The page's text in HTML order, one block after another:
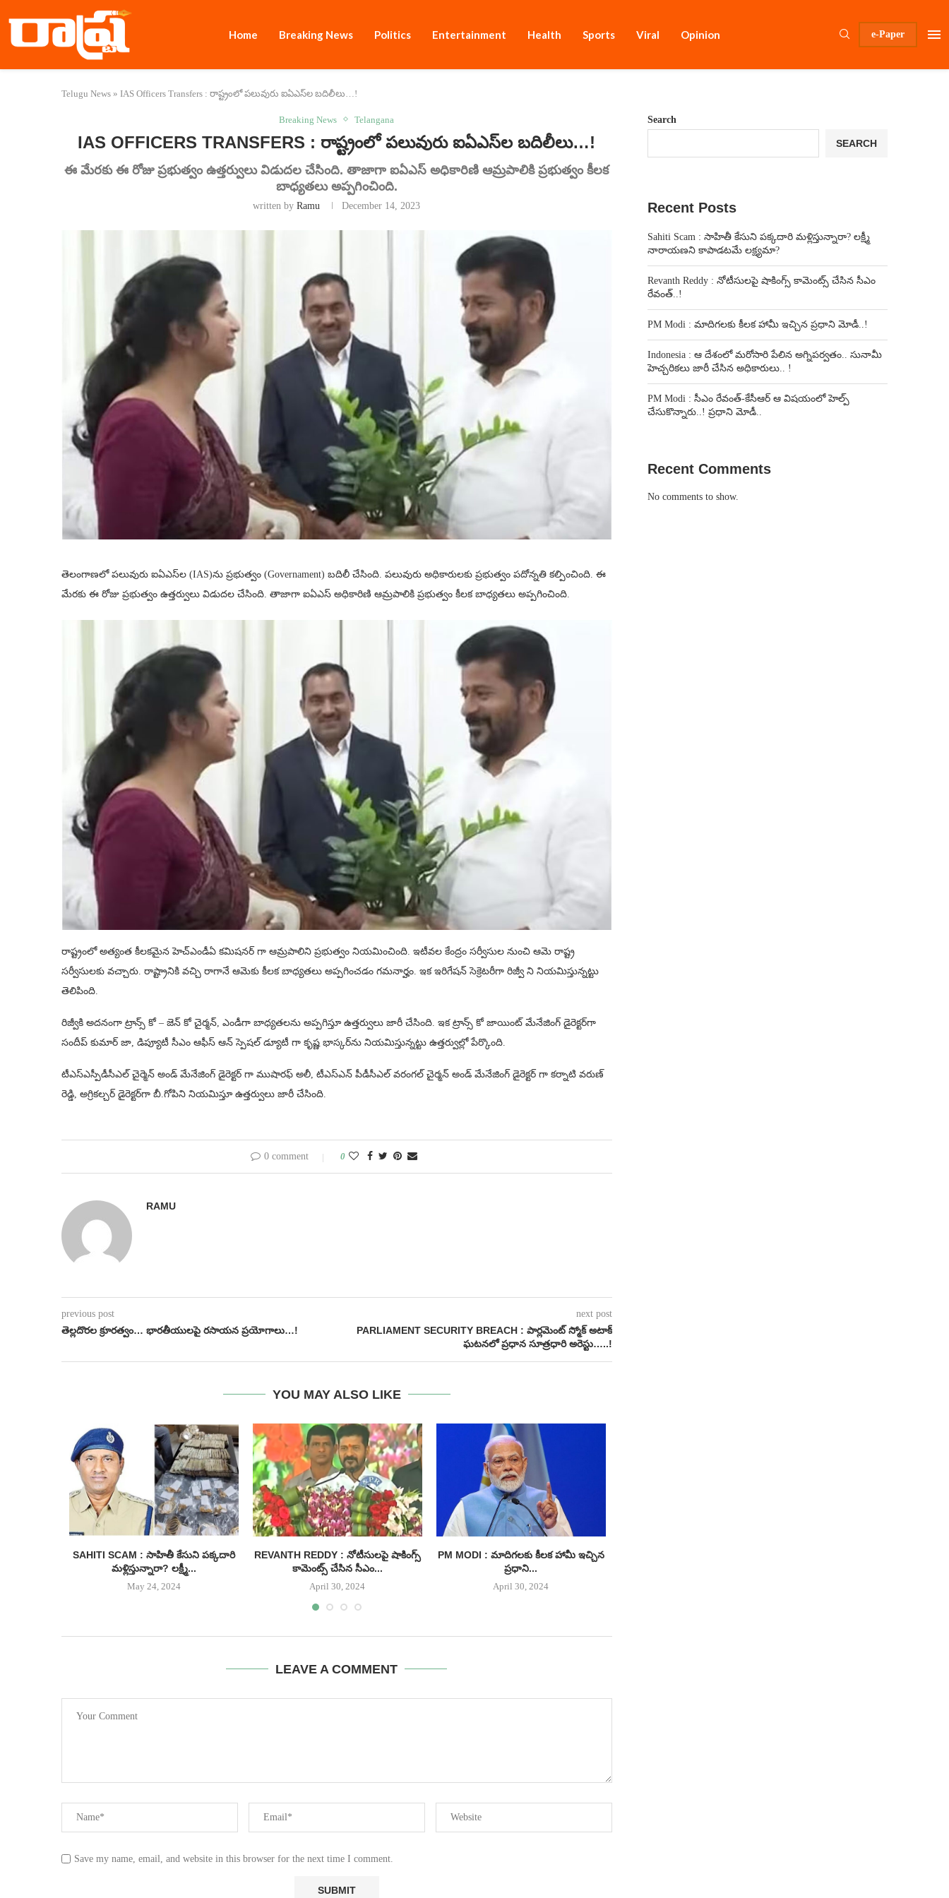
Home Breaking News Politics Entertainment Health Sports Viral Opinion e-Paper
Telugu News » IAS Officers Transfers : రాష్ట్రంలో పలువురు ఐఏఎస్‌ల బదిలీలు…!
Breaking News Telangana
IAS OFFICERS TRANSFERS : రాష్ట్రంలో పలువురు ఐఏఎస్‌ల బదిలీలు…!
ఈ మేరకు ఈ రోజు ప్రభుత్వం ఉత్తర్వులు విడుదల చేసింది. తాజాగా ఐఏఎస్ అధికారిణి ఆమ్రపాలికి ప్రభుత్వం కీలక
బాధ్యతలు అప్పగించింది.
written byRamu December 14, 2023
తెలంగాణలో పలువురు ఐఏఎస్‌ల (IAS)ను ప్రభుత్వం (Governament) బదిలీ చేసింది. పలువురు అధికారులకు ప్రభుత్వం పదోన్నతి కల్పించింది. ఈ
మేరకు ఈ రోజు ప్రభుత్వం ఉత్తర్వులు విడుదల చేసింది. తాజాగా ఐఏఎస్ అధికారిణి ఆమ్రపాలికి ప్రభుత్వం కీలక బాధ్యతలు అప్పగించింది.
రాష్ట్రంలో అత్యంత కీలకమైన హెచ్ఎండీఏ కమిషనర్ గా ఆమ్రపాలిని ప్రభుత్వం నియమించింది. ఇటీవల కేంద్రం సర్వీసుల నుంచి ఆమె రాష్ట్ర
సర్వీసులకు వచ్చారు. రాష్ట్రానికి వచ్చి రాగానే ఆమెకు కీలక బాధ్యతలు అప్పగించడం గమనార్హం. ఇక ఇరిగేషన్ సెక్రెటరీగా రిజ్వీ ని నియమిస్తున్నట్టు
తెలిపింది.
రిజ్వీకి అదనంగా ట్రాన్స్ కో – జెన్ కో చైర్మన్, ఎండీగా బాధ్యతలను అప్పగిస్తూ ఉత్తర్వులు జారీ చేసింది. ఇక ట్రాన్స్ కో జాయింట్ మేనేజింగ్ డైరెక్టర్‌గా
సందీప్ కుమార్ జా, డిప్యూటీ సీఎం ఆఫీస్ ఆన్ స్పెషల్ డ్యూటీ గా కృష్ణ భాస్కర్‌ను నియమిస్తున్నట్టు ఉత్తర్వుల్లో పేర్కొంది.
టీఎస్ఎస్పీడీసీఎల్ చైర్మెన్ అండ్ మేనేజింగ్ డైరెక్టర్ గా ముషారఫ్ అలీ, టీఎస్ఎన్ పీడీసీఎల్ వరంగల్ చైర్మన్ అండ్ మేనేజింగ్ డైరెక్టర్ గా కర్నాటి వరుణ్
రెడ్డి, అగ్రికల్చర్ డైరెక్టర్‌గా బీ.గోపిని నియమిస్తూ ఉత్తర్వులు జారీ చేసింది.
0 comment 0
RAMU
previous post
తెల్లదొరల క్రూరత్వం… భారతీయులపై రసాయన ప్రయోగాలు…!
next post
PARLIAMENT SECURITY BREACH : పార్లమెంట్ స్మోక్ అటాక్
ఘటనలో ప్రధాన సూత్రధారి అరెస్టు…..!
YOU MAY ALSO LIKE
SAHITI SCAM : సాహితీ కేసుని పక్కదారి
మళ్లిస్తున్నారా? లక్ష్మీ...
May 24, 2024
REVANTH REDDY : నోటీసులపై షాకింగ్స్
కామెంట్స్ చేసిన సీఎం...
April 30, 2024
PM MODI : మాదిగలకు కీలక హామీ ఇచ్చిన
ప్రధాని...
April 30, 2024
LEAVE A COMMENT
Save my name, email, and website in this browser for the next time I comment.
Search
SEARCH
Recent Posts
Sahiti Scam : సాహితీ కేసుని పక్కదారి మళ్లిస్తున్నారా? లక్ష్మీ
నారాయణని కాపాడటమే లక్ష్యమా?
Revanth Reddy : నోటీసులపై షాకింగ్స్ కామెంట్స్ చేసిన సీఎం
రేవంత్..!
PM Modi : మాదిగలకు కీలక హామీ ఇచ్చిన ప్రధాని మోడీ..!
Indonesia : ఆ దేశంలో మరోసారి పేలిన అగ్నిపర్వతం.. సునామీ
హెచ్చరికలు జారీ చేసిన అధికారులు.. !
PM Modi : సీఎం రేవంత్-కేసీఆర్ ఆ విషయంలో హెల్ప్
చేసుకొన్నారు..! ప్రధాని మోడీ..
Recent Comments
No comments to show.